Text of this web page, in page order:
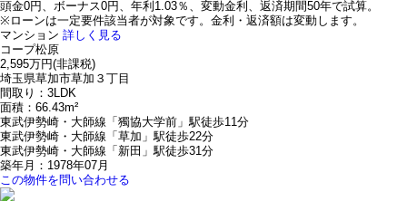
頭金0円、ボーナス0円、年利1.03％、変動金利、返済期間50年で試算。
※ローンは一定要件該当者が対象です。金利・返済額は変動します。
マンション 詳しく見る
コープ松原
2,595万円(非課税)
埼玉県草加市草加３丁目
間取り：3LDK
面積：66.43m²
東武伊勢崎・大師線「獨協大学前」駅徒歩11分
東武伊勢崎・大師線「草加」駅徒歩22分
東武伊勢崎・大師線「新田」駅徒歩31分
築年月：1978年07月
この物件を問い合わせる